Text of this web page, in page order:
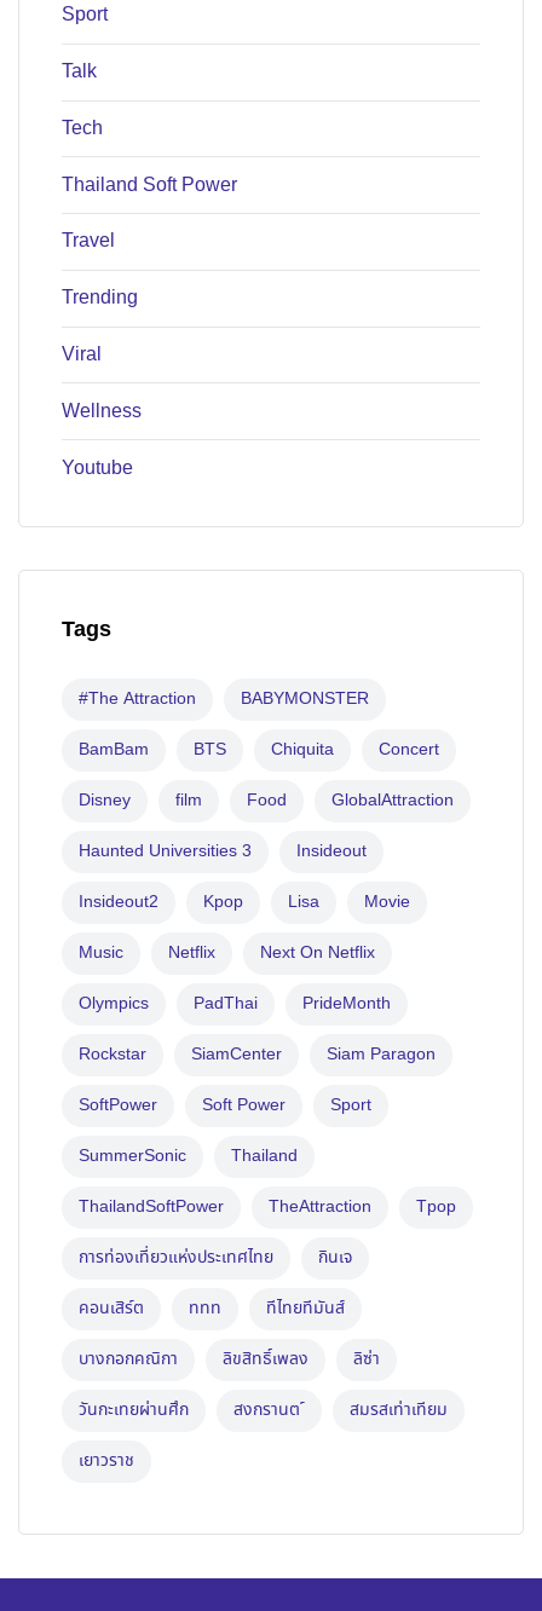
Sport
Talk
Tech
Thailand Soft Power
Travel
Trending
Viral
Wellness
Youtube
Tags
#The Attraction BABYMONSTER
BamBam BTS Chiquita Concert
Disney film Food GlobalAttraction
Haunted Universities 3 Insideout
Insideout2 Kpop Lisa Movie
Music Netflix Next On Netflix
Olympics PadThai PrideMonth
Rockstar SiamCenter Siam Paragon
SoftPower Soft Power Sport
SummerSonic Thailand
ThailandSoftPower TheAttraction Tpop
การท่องเที่ยวแห่งประเทศไทย กินเจ
คอนเสิร์ต ททท ทีไทยทีมันส์
บางกอกคณิกา ลิขสิทธิ์เพลง ลิซ่า
วันกะเทยผ่านศึก สงกรานต ์ สมรสเท่าเทียม
เยาวราช